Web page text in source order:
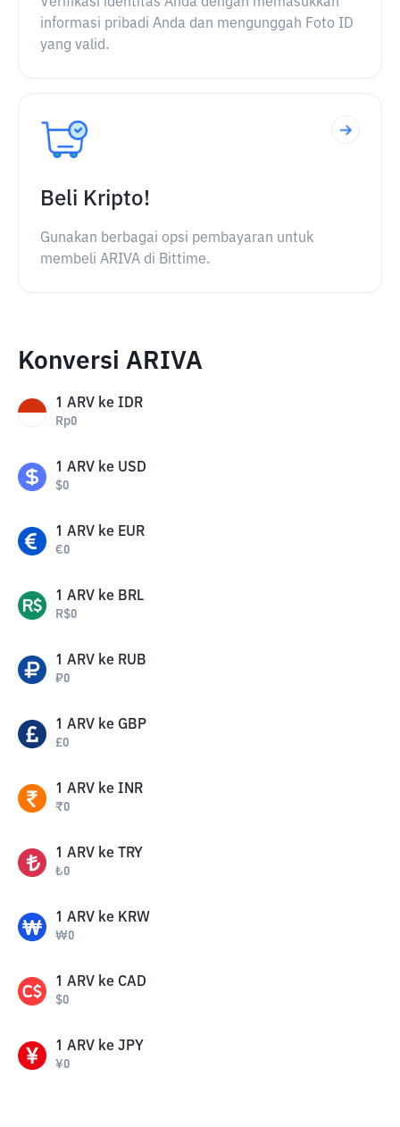
informasi pribadi Anda dan mengunggah Foto ID
yang valid.
Beli Kripto!
Gunakan berbagai opsi pembayaran untuk
membeli ARIVA di Bittime.
Konversi ARIVA
1 ARV ke IDR
Rp0
1 ARV ke USD
$0
1 ARV ke EUR
€0
1 ARV ke BRL
R$0
1 ARV ke RUB
₽0
1 ARV ke GBP
£0
1 ARV ke INR
₹0
1 ARV ke TRY
₺0
1 ARV ke KRW
₩0
1 ARV ke CAD
$0
1 ARV ke JPY
¥0